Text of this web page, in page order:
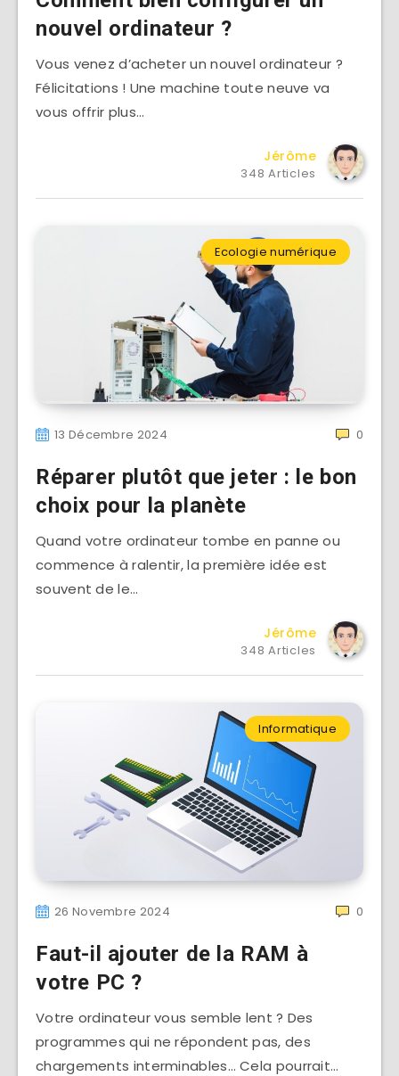
nouvel ordinateur ?
Vous venez d’acheter un nouvel ordinateur ?
Félicitations ! Une machine toute neuve va
vous offrir plus…
Jérôme
348 Articles
Ecologie numérique
13 Décembre 2024 0
Réparer plutôt que jeter : le bon
choix pour la planète
Quand votre ordinateur tombe en panne ou
commence à ralentir, la première idée est
souvent de le…
Jérôme
348 Articles
Informatique
26 Novembre 2024 0
Faut-il ajouter de la RAM à
votre PC ?
Votre ordinateur vous semble lent ? Des
programmes qui ne répondent pas, des
chargements interminables… Cela pourrait…